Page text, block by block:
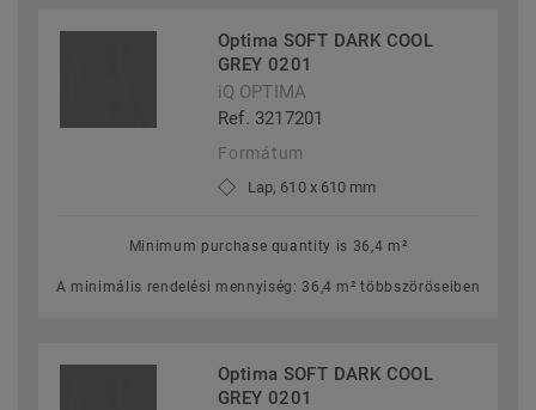
Optima SOFT DARK COOL
GREY 0201
iQ OPTIMA
Ref. 3217201
Formátum
Lap, 610 x 610 mm
Minimum purchase quantity is 36,4 m²
A minimális rendelési mennyiség: 36,4 m² többszöröseiben
Optima SOFT DARK COOL
GREY 0201